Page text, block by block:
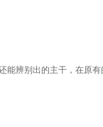
辨别出的主干，在原